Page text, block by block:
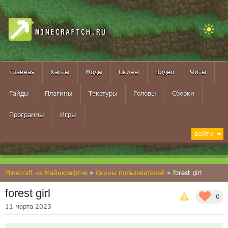
MINECRAFTCH.RU
Главная Карты Моды Скины Видео Читы
Гайды Плагины Текстуры Головы Сборки
Программы Игры
ВОЙТИ
Minecraft на Майнкрафтче » Скины пользователей » forest girl
0
forest girl
11 марта 2023